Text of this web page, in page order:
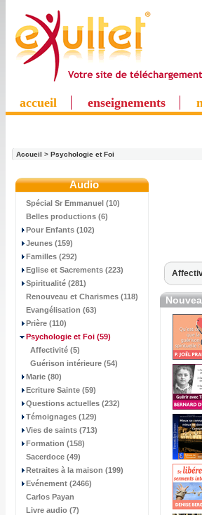
accueil enseignements
Accueil > Psychologie et Foi
Audio
Spécial Sr Emmanuel (10)
Belles productions (6)
Pour Enfants (102)
Jeunes (159)
Familles (292)
Eglise et Sacrements (223)
Spiritualité (281)
Renouveau et Charismes (118)
Evangélisation (63)
Prière (110)
Psychologie et Foi (59)
Affectivité (5)
Guérison intérieure (54)
Marie (80)
Ecriture Sainte (59)
Questions actuelles (232)
Témoignages (129)
Vies de saints (713)
Formation (158)
Sacerdoce (49)
Retraites à la maison (199)
Evénement (2466)
Carlos Payan
Livre audio (7)